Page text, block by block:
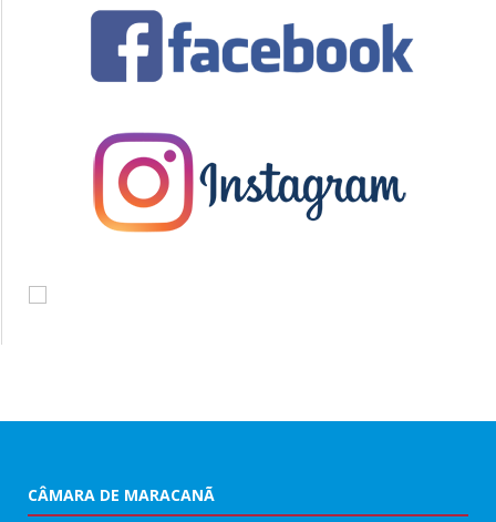
CÂMARA DE MARACANÃ